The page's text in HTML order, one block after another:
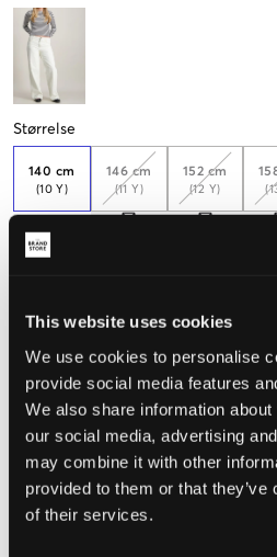
This website uses cookies
We use cookies to personalise
provide social media features
We also share information
our social media, advertising
may combine it with other
provided to them or that
of their services.
Størrelse
140 cm
(10 Y)
igjen
146 cm
(11 Y)
152 cm
(12 Y)
Liten Riktig
VELG EN